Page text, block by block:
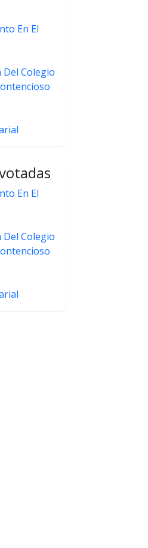
En El
Colegio
En El
Colegio